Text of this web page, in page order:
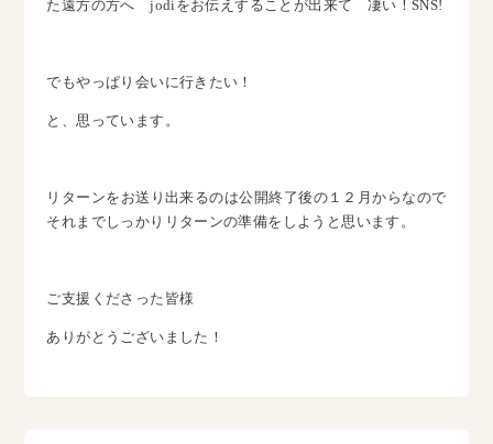
た遠方の方へ jodiをお伝えすることが出来て 凄い！SNS!
でもやっぱり会いに行きたい！
と、思っています。
リターンをお送り出来るのは公開終了後の１２月からなので
それまでしっかりリターンの準備をしようと思います。
ご支援くださった皆様
ありがとうございました！